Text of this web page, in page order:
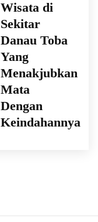
Wisata di
Sekitar
Danau Toba
Yang
Menakjubkan
Mata
Dengan
Keindahannya